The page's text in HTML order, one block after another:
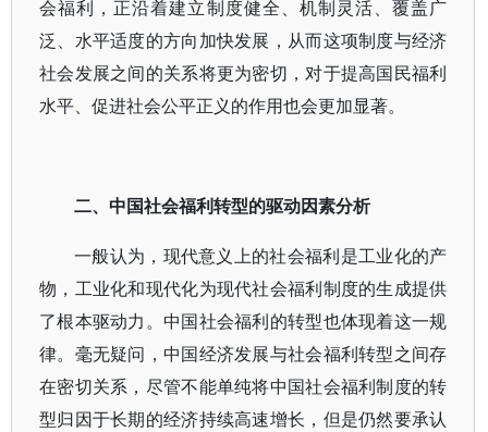
会福利，正沿着建立制度健全、机制灵活、覆盖广
泛、水平适度的方向加快发展，从而这项制度与经济
社会发展之间的关系将更为密切，对于提高国民福利
水平、促进社会公平正义的作用也会更加显著。
二、中国社会福利转型的驱动因素分析
一般认为，现代意义上的社会福利是工业化的产
物，工业化和现代化为现代社会福利制度的生成提供
了根本驱动力。中国社会福利的转型也体现着这一规
律。毫无疑问，中国经济发展与社会福利转型之间存
在密切关系，尽管不能单纯将中国社会福利制度的转
型归因于长期的经济持续高速增长，但是仍然要承认